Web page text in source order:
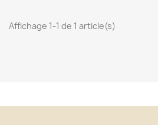
Affichage 1-1 de 1 article(s)